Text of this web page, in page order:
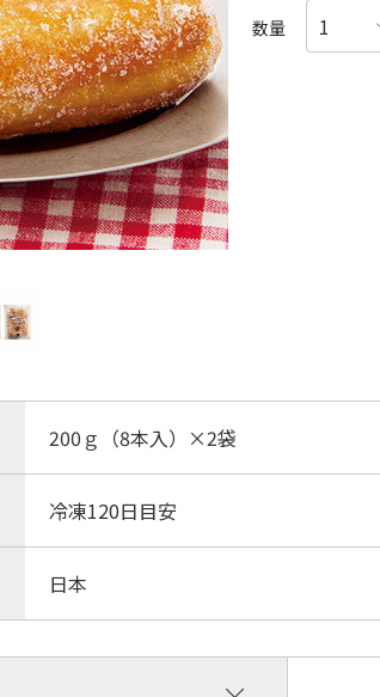
数量
200ｇ（8本入）×2袋
冷凍120日目安
日本